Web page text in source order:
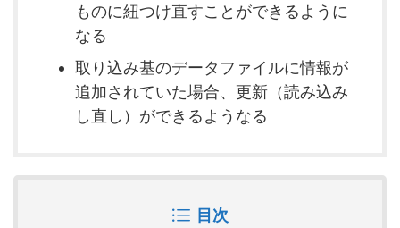
ものに紐つけ直すことができるように
なる
取り込み基のデータファイルに情報が
追加されていた場合、更新（読み込み
し直し）ができるようなる
目次